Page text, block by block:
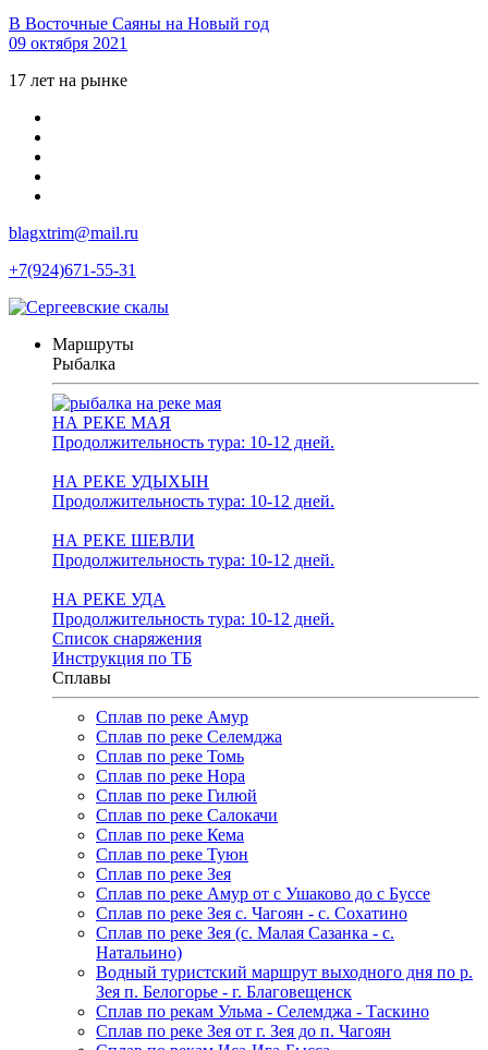
В Восточные Саяны на Новый год
09 октября 2021
17 лет на рынке
blagxtrim@mail.ru
+7(924)671-55-31
Маршруты
Рыбалка
НА РЕКЕ МАЯ
Продолжительность тура: 10-12 дней.
НА РЕКЕ УДЫХЫН
Продолжительность тура: 10-12 дней.
НА РЕКЕ ШЕВЛИ
Продолжительность тура: 10-12 дней.
НА РЕКЕ УДА
Продолжительность тура: 10-12 дней.
Список снаряжения
Инструкция по ТБ
Сплавы
Сплав по реке Амур
Сплав по реке Селемджа
Сплав по реке Томь
Сплав по реке Нора
Сплав по реке Гилюй
Сплав по реке Салокачи
Сплав по реке Кема
Сплав по реке Туюн
Сплав по реке Зея
Сплав по реке Амур от с Ушаково до с Буссе
Cплав по реке Зея с. Чагоян - с. Сохатино
Cплав по реке Зея (c. Малая Сазанка - с.
Натальино)
Водный туристский маршрут выходного дня по р.
Зея п. Белогорье - г. Благовещенск
Сплав по рекам Ульма - Селемджа - Таскино
Сплав по реке Зея от г. Зея до п. Чагоян